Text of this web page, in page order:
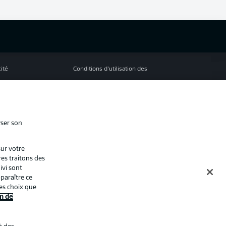
Conditions d’utilisation des
son
votre
traitons des
sont
ce
choix que
de